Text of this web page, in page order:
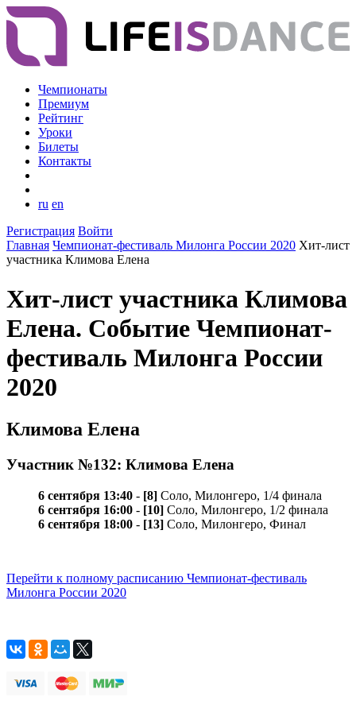
Чемпионаты
Премиум
Рейтинг
Уроки
Билеты
Контакты
ru en
Регистрация Войти
Главная Чемпионат-фестиваль Милонга России 2020 Хит-лист
участника Климова Елена
Хит-лист участника Климова
Елена. Событие Чемпионат-
фестиваль Милонга России
2020
Климова Елена
Участник №132: Климова Елена
6 сентября 13:40 - [8] Соло, Милонгеро, 1/4 финала
6 сентября 16:00 - [10] Соло, Милонгеро, 1/2 финала
6 сентября 18:00 - [13] Соло, Милонгеро, Финал
Перейти к полному расписанию Чемпионат-фестиваль
Милонга России 2020